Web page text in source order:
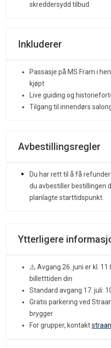
skreddersydd tilbud
Inkluderer
Passasje på MS Fram i
kjøpt
Live guiding og
Tilgang til innendørs
Avbestillingsregler
Du har rett til å få
du avbestiller bestillingen
planlagte starttidspunkt.
Ytterligere
⚠️ Avgang 26. juni er kl.
billetttiden din
Standard avgang 17. juli:
Gratis parkering ved
brygger
For grupper, kontakt